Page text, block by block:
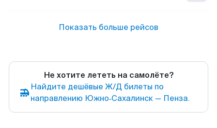
Показать больше рейсов
Не хотите лететь на самолёте?
Найдите дешёвые Ж/Д билеты по
направлению Южно‑Сахалинск — Пенза.